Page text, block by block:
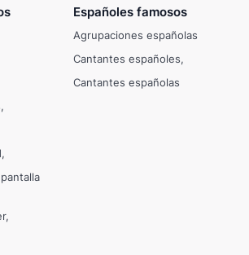
Españoles famosos
Agrupaciones españolas
Cantantes españoles
Cantantes españolas